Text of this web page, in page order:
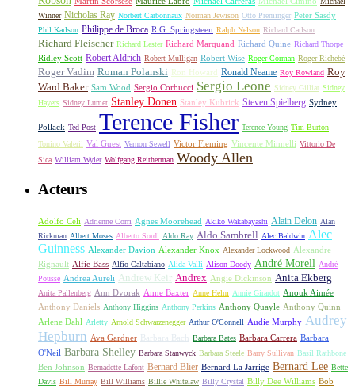
Winner Nicholas Ray Norbert Carbonnaux Norman Jewison Otto Preminger Peter Sasdy
Phil Karlson Philippe de Broca R.G. Springsteen Ralph Nelson Richard Carlson
Richard Fleischer Richard Lester Richard Marquand Richard Quine Richard Thorpe
Ridley Scott Robert Aldrich Robert Mulligan Robert Wise Roger Corman Roger Richebé
Roger Vadim Roman Polanski Ron Howard Ronald Neame Roy Rowland Roy
Ward Baker Sam Wood Sergio Corbucci Sergio Leone Sidney Gilliat Sidney
Hayers Sidney Lumet Stanley Donen Stanley Kubrick Steven Spielberg Sydney
Pollack Ted Post Terence Fisher Terence Young Tim Burton
Tonino Valerii Val Guest Vernon Sewell Victor Fleming Vincente Minnelli Vittorio De
Sica William Wyler Wolfgang Reitherman Woody Allen
Acteurs
Adolfo Celi Adrienne Corri Agnes Moorehead Akiko Wakabayashi Alain Delon Alan
Rickman Albert Moses Alberto Sordi Aldo Ray Aldo Sambrell Alec Baldwin Alec
Guinness Alexander Davion Alexander Knox Alexander Lockwood Alexandre
Rignault Alfie Bass Alfio Caltabiano Alida Valli Alison Doody André Morell André
Pousse Andrea Aureli Andrew Keir Andrex Angie Dickinson Anita Ekberg
Anita Pallenberg Ann Dvorak Anne Baxter Anne Helm Annie Girardot Anouk Aimée
Anthony Daniels Anthony Higgins Anthony Perkins Anthony Quayle Anthony Quinn
Arlene Dahl Arletty Arnold Schwarzenegger Arthur O'Connell Audie Murphy Audrey
Hepburn Ava Gardner Barbara Bach Barbara Bates Barbara Carrera Barbara
O'Neil Barbara Shelley Barbara Stanwyck Barbara Steele Barry Sullivan Basil Rathbone
Ben Johnson Bernadette Lafont Bernard Blier Bernard La Jarrige Bernard Lee Bette
Davis Bill Murray Bill Williams Billie Whitelaw Billy Crystal Billy Dee Williams Bob